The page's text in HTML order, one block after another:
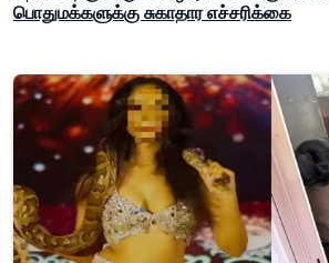
பொதுமக்களுக்கு சுகாதார எச்சரிக்கை